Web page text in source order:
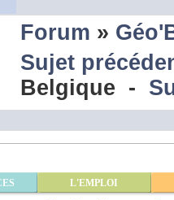
Forum »
Sujet
Belgique -
L'EMPLOI